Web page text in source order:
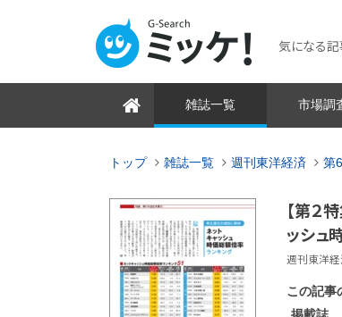
気になる記
雑誌一覧 市場調
トップ 雑誌一覧 週刊東洋経済 第
【第２
ッシュ
週刊東洋
この記事